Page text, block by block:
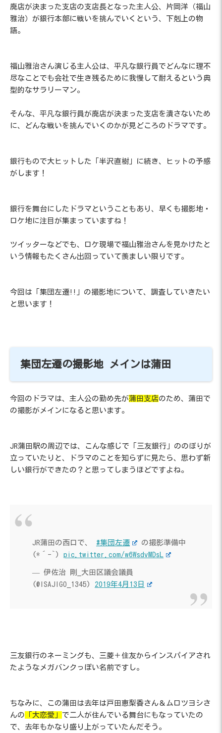
廃店が決まった支店の支店長となった主人公、片岡洋（福山
雅治）が銀行本部に戦いを挑んでいくという、下剋上の物
語。
福山雅治さん演じる主人公は、平凡な銀行員でどんなに理不
尽なことでも会社で生き残るために我慢して耐えるという典
型的なサラリーマン。
そんな、平凡な銀行員が廃店が決まった支店を潰さないため
に、どんな戦いを挑んでいくのかが見どころのドラマです。
銀行もので大ヒットした「半沢直樹」に続き、ヒットの予感
がします！
銀行を舞台にしたドラマということもあり、早くも撮影地・
ロケ地に注目が集まっていますね！
ツイッターなどでも、ロケ現場で福山雅治さんを見かけたと
いう情報もたくさん出回っていて羨ましい限りです。
今回は「集団左遷!!」の撮影地について、調査していきたい
と思います！
集団左遷の撮影地 メインは蒲田
今回のドラマは、主人公の勤め先が蒲田支店のため、蒲田で
の撮影がメインになると思います。
JR蒲田駅の周辺では、こんな感じで「三友銀行」ののぼりが
立っていたりと、ドラマのことを知らずに見たら、思わず新
しい銀行ができたの？と思ってしまうほどですよね。
JR蒲田の西口で、 #集団左遷
の撮影準備中
(*´-`) pic.twitter.com/w6WsdvMDsL
— 伊佐治 剛_大田区議会議員
(@ISAJIGO_1345) 2019年4月13日
三友銀行のネーミングも、三菱＋住友からインスパイアされ
たようなメガバンクっぽい名前ですし。
ちなみに、この蒲田は去年は戸田恵梨香さん＆ムロツヨシさ
んの 「大恋愛」 で二人が住んでいる舞台にもなっていたの
で、去年もかなり盛り上がっていたんだそう。